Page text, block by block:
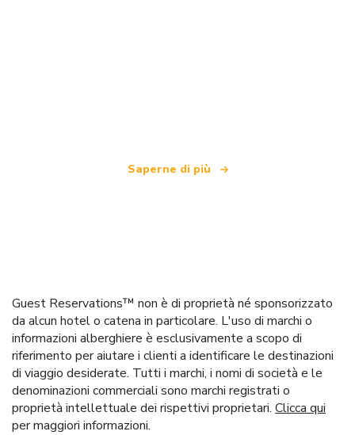
Saperne di più
Guest Reservations™ non è di proprietà né sponsorizzato
da alcun hotel o catena in particolare. L'uso di marchi o
informazioni alberghiere è esclusivamente a scopo di
riferimento per aiutare i clienti a identificare le destinazioni
di viaggio desiderate. Tutti i marchi, i nomi di società e le
denominazioni commerciali sono marchi registrati o
proprietà intellettuale dei rispettivi proprietari. Clicca qui
per maggiori informazioni.